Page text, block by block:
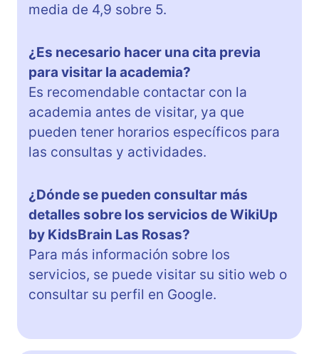
media de 4,9 sobre 5.
¿Es necesario hacer una cita previa
para visitar la academia?
Es recomendable contactar con la
academia antes de visitar, ya que
pueden tener horarios específicos para
las consultas y actividades.
¿Dónde se pueden consultar más
detalles sobre los servicios de WikiUp
by KidsBrain Las Rosas?
Para más información sobre los
servicios, se puede visitar su sitio web o
consultar su perfil en Google.